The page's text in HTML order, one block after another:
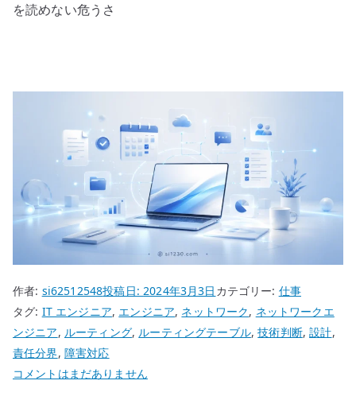
を読めない危うさ
作者: si62512548投稿日:2024年3月3日 カテゴリー: 仕事
タグ: IT エンジニア, エンジニア, ネットワーク, ネットワークエ
ンジニア, ルーティング, ルーティングテーブル,技術判断,設計,
責任分界, 障害対応
ネ
コメントはまだありません